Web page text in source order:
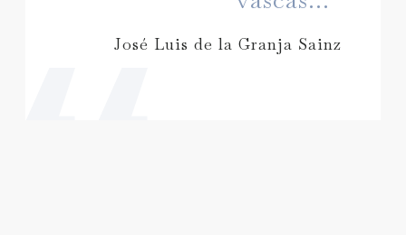
José Luis de la Granja Sainz